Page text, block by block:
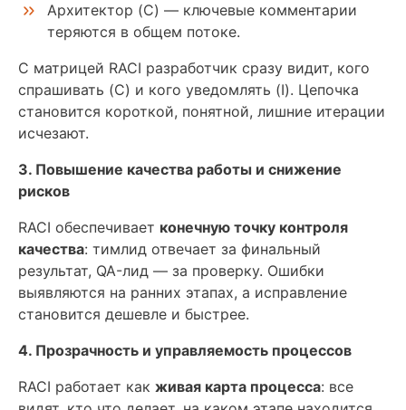
Архитектор (C) — ключевые комментарии
теряются в общем потоке.
С матрицей RACI разработчик сразу видит, кого
спрашивать (C) и кого уведомлять (I). Цепочка
становится короткой, понятной, лишние итерации
исчезают.
3. Повышение качества работы и снижение
рисков
RACI обеспечивает конечную точку контроля
качества: тимлид отвечает за финальный
результат, QA-лид — за проверку. Ошибки
выявляются на ранних этапах, а исправление
становится дешевле и быстрее.
4. Прозрачность и управляемость процессов
RACI работает как живая карта процесса: все